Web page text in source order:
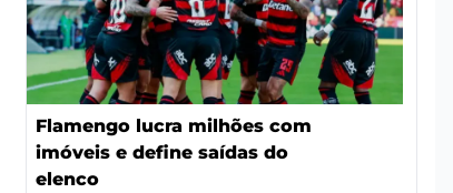
Flamengo lucra milhões com
imóveis e define saídas do
elenco